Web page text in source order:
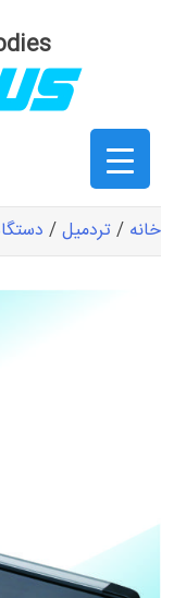
خانه /تردمیل/